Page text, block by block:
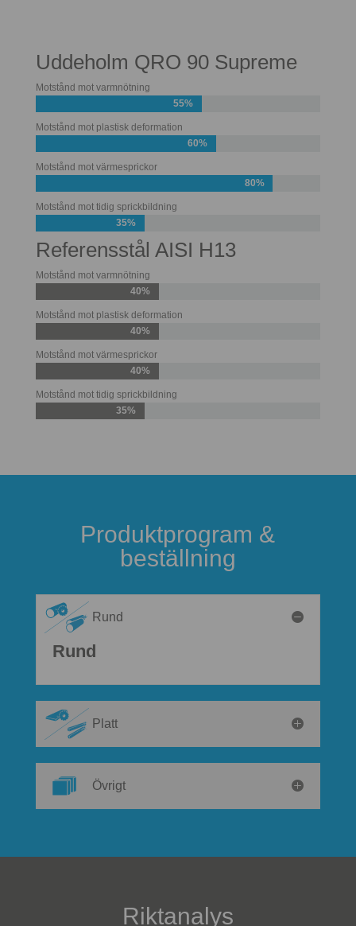
Uddeholm QRO 90 Supreme
Motstånd mot varmnötning
55%
Motstånd mot plastisk deformation
60%
Motstånd mot värmesprickor
80%
Motstånd mot tidig sprickbildning
35%
Referensstål AISI H13
Motstånd mot varmnötning
40%
Motstånd mot plastisk deformation
40%
Motstånd mot värmesprickor
40%
Motstånd mot tidig sprickbildning
35%
Produktprogram &
beställning
Rund
Rund
Platt
Övrigt
Riktanalys